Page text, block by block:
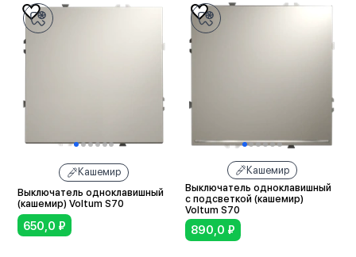
Кашемир
Выключатель одноклавишный
(кашемир) Voltum S70
650,0 ₽
Кашемир
Выключатель одноклавишный
с подсветкой (кашемир)
Voltum S70
890,0 ₽